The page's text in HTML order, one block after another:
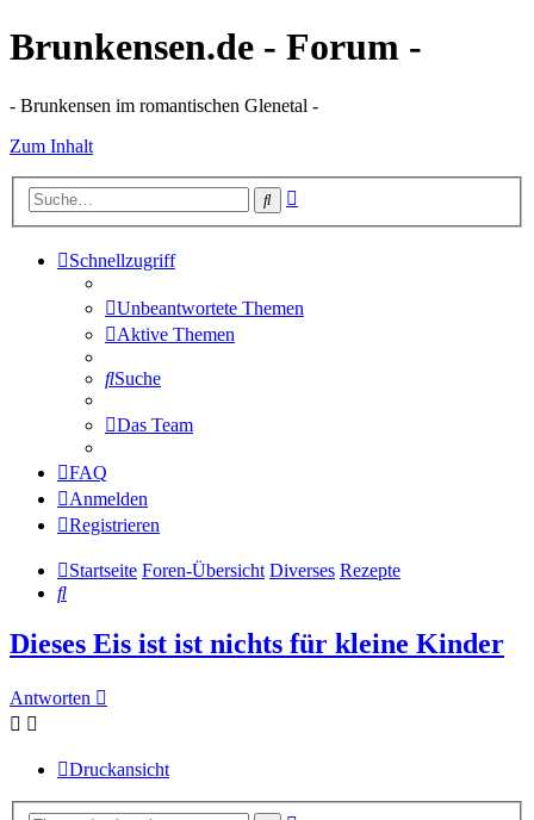
Brunkensen.de - Forum -
- Brunkensen im romantischen Glenetal -
Zum Inhalt
Suche
Schnellzugriff
Unbeantwortete Themen
Aktive Themen
Suche
Das Team
FAQ
Anmelden
Registrieren
Startseite Foren-Übersicht Diverses Rezepte
Suche
Dieses Eis ist ist nichts für kleine Kinder
Antworten
Druckansicht